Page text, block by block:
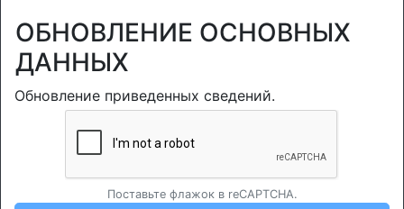
ОБНОВЛЕНИЕ ОСНОВНЫХ
ДАННЫХ
Обновление приведенных сведений.
Поставьте флажок в reCAPTCHA.